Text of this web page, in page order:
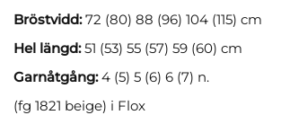
Bröstvidd:72 (80) 88 (96) 104 (115) cm
Hel längd:51 (53) 55 (57) 59 (60) cm
Garnåtgång:4 (5) 5 (6) 6 (7) n.
(fg 1821 beige) i Flox